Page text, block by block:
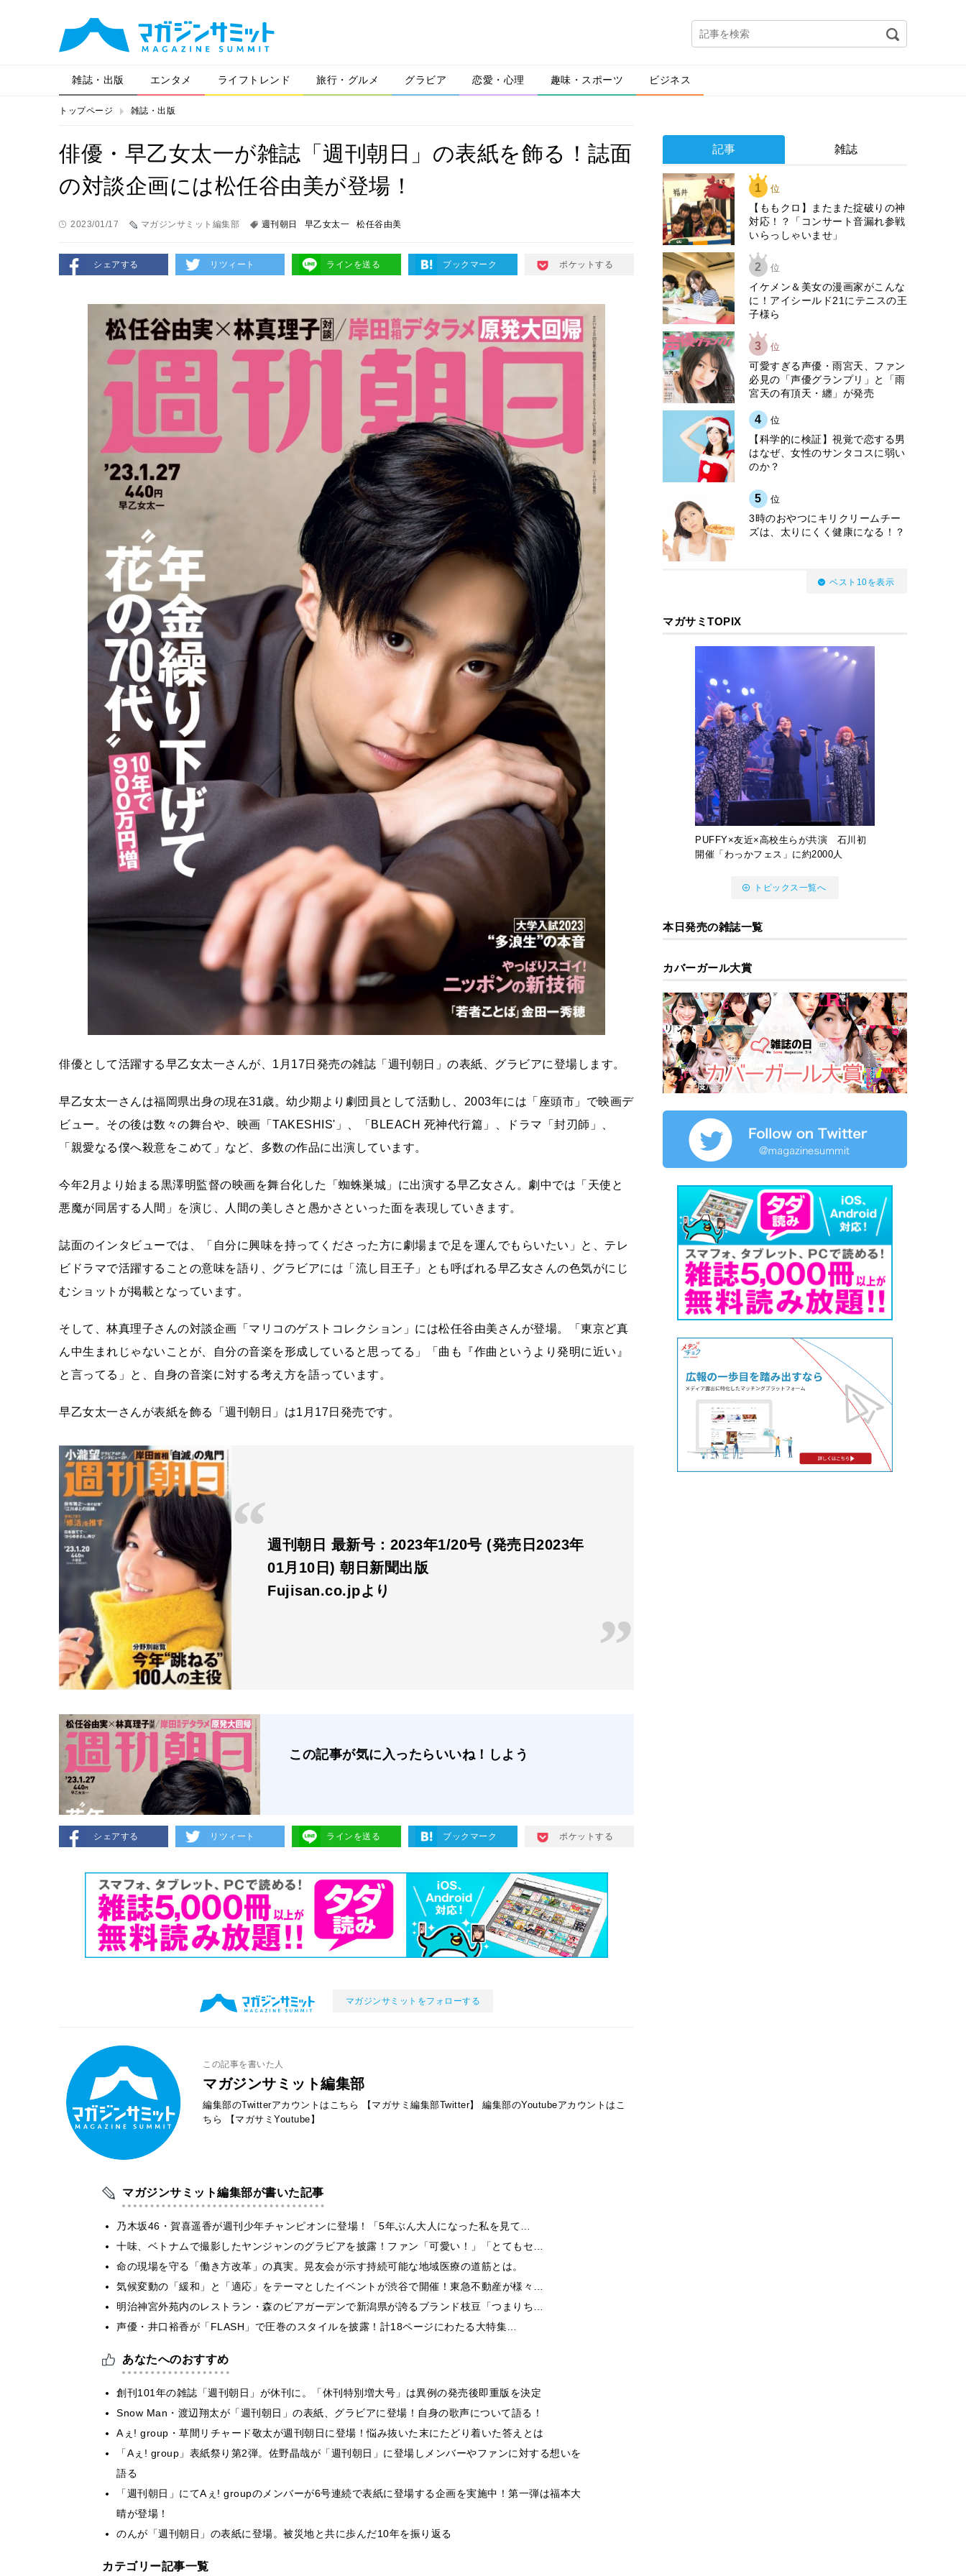
雑誌・出版 エンタメ ライフトレンド 旅行・グルメ グラビア 恋愛・心理 趣味・スポーツ ビジネス
トップページ 雑誌・出版
俳優・早乙女太一が雑誌「週刊朝日」の表紙を飾る！誌面
の対談企画には松任谷由美が登場！
2023/01/17 マガジンサミット編集部 週刊朝日 早乙女太一 松任谷由美
シェアする リツィート ラインを送る ブックマーク ポケットする
俳優として活躍する早乙女太一さんが、1月17日発売の雑誌「週刊朝日」の表紙、グラビアに登場します。
早乙女太一さんは福岡県出身の現在31歳。幼少期より劇団員として活動し、2003年には「座頭市」で映画デ
ビュー。その後は数々の舞台や、映画「TAKESHIS'」、「BLEACH 死神代行篇」、ドラマ「封刃師」、
「親愛なる僕へ殺意をこめて」など、多数の作品に出演しています。
今年2月より始まる黒澤明監督の映画を舞台化した「蜘蛛巣城」に出演する早乙女さん。劇中では「天使と
悪魔が同居する人間」を演じ、人間の美しさと愚かさといった面を表現していきます。
誌面のインタビューでは、「自分に興味を持ってくださった方に劇場まで足を運んでもらいたい」と、テレ
ビドラマで活躍することの意味を語り、グラビアには「流し目王子」とも呼ばれる早乙女さんの色気がにじ
むショットが掲載となっています。
そして、林真理子さんの対談企画「マリコのゲストコレクション」には松任谷由美さんが登場。「東京ど真
ん中生まれじゃないことが、自分の音楽を形成していると思ってる」「曲も『作曲というより発明に近い』
と言ってる」と、自身の音楽に対する考え方を語っています。
早乙女太一さんが表紙を飾る「週刊朝日」は1月17日発売です。
週刊朝日 最新号：2023年1/20号 (発売日2023年
01月10日) 朝日新聞出版
Fujisan.co.jpより
この記事が気に入ったらいいね！しよう
シェアする リツィート ラインを送る ブックマーク ポケットする
マガジンサミットをフォローする
この記事を書いた人
マガジンサミット編集部
編集部のTwitterアカウントはこちら 【マガサミ編集部Twitter】
編集部のYoutubeアカウントはこ
ちら
【マガサミYoutube】
マガジンサミット編集部が書いた記事
乃木坂46・賀喜遥香が週刊少年チャンピオンに登場！「5年ぶん大人になった私を見て…
十味、ベトナムで撮影したヤンジャンのグラビアを披露！ファン「可愛い！」「とてもセ…
​命の現場を守る「働き方改革」の真実。晃友会が示す持続可能な地域医療の道筋とは。
気候変動の「緩和」と「適応」をテーマとしたイベントが渋谷で開催！東急不動産が様々…
明治神宮外苑内のレストラン・森のビアガーデンで新潟県が誇るブランド枝豆「つまりち…
声優・井口裕香が「FLASH」で圧巻のスタイルを披露！計18ページにわたる大特集…
あなたへのおすすめ
創刊101年の雑誌「週刊朝日」が休刊に。「休刊特別増大号」は異例の発売後即重版を決定
Snow Man・渡辺翔太が「週刊朝日」の表紙、グラビアに登場！自身の歌声について語る！
Aぇ! group・草間リチャード敬太が週刊朝日に登場！悩み抜いた末にたどり着いた答えとは
「Aぇ! group」表紙祭り第2弾。佐野晶哉が「週刊朝日」に登場しメンバーやファンに対する想いを
語る
「週刊朝日」にてAぇ! groupのメンバーが6号連続で表紙に登場する企画を実施中！第一弾は福本大
晴が登場！
のんが「週刊朝日」の表紙に登場。被災地と共に歩んだ10年を振り返る
カテゴリー記事一覧
記事 雑誌
1 位
【ももクロ】またまた掟破りの神
対応！？「コンサート音漏れ参戦
いらっしゃいませ」
2 位
イケメン＆美女の漫画家がこんな
に！アイシールド21にテニスの王
子様ら
3 位
可愛すぎる声優・雨宮天、ファン
必見の「声優グランプリ」と「雨
宮天の有頂天・纏」が発売
4 位
【科学的に検証】視覚で恋する男
はなぜ、女性のサンタコスに弱い
のか？
5 位
3時のおやつにキリクリームチー
ズは、太りにくく健康になる！？
ベスト10を表示
マガサミTOPIX
PUFFY×友近×高校生らが共演 石川初
開催「わっかフェス」に約2000人
トピックス一覧へ
本日発売の雑誌一覧
カバーガール大賞